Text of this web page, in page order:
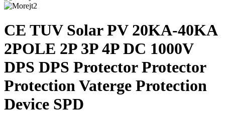
CE TUV Solar PV 20KA-40KA
2POLE 2P 3P 4P DC 1000V
DPS DPS Protector Protector
Protection Vaterge Protection
Device SPD